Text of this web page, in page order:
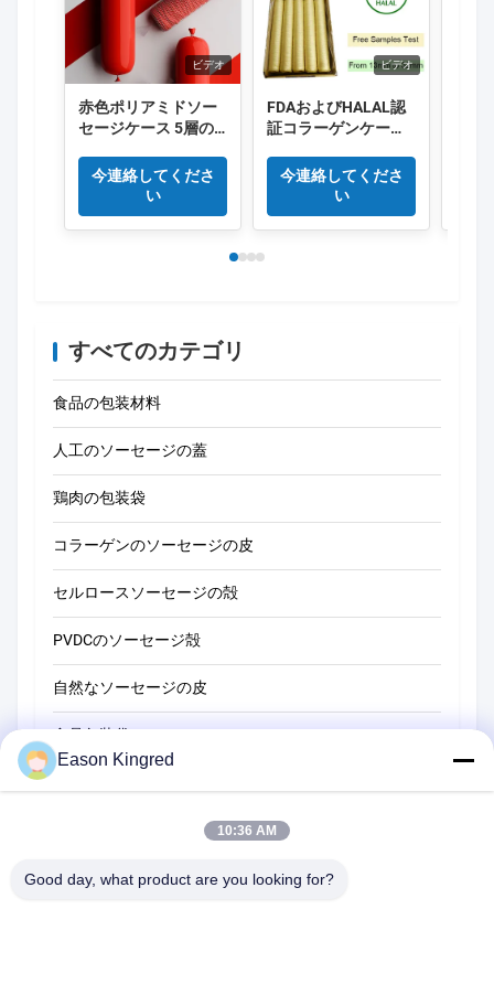
ビデオ
赤色ポリアミドソー
セージケース 5層の
Co 排出 肉ソーセージ
パッケージ
今連絡してくださ
い
ビデオ
FDAおよびHALAL認
証コラーゲンケーシ
ル/本、スモークソー
セージに優れた煙透
過性
今連絡してくださ
い
すべてのカテゴリ
食品の包装材料
人工のソーセージの蓋
鶏肉の包装袋
コラーゲンのソーセージの皮
セルロースソーセージの殻
PVDCのソーセージ殻
自然なソーセージの皮
食品包装袋
Eason Kingred
10:36 AM
Good day, what product are you looking for?